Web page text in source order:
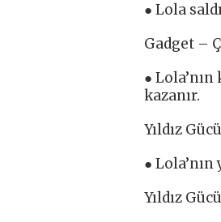
● Lola
Gadget –
●
kazanır.
Yıldız
●
Yıldız